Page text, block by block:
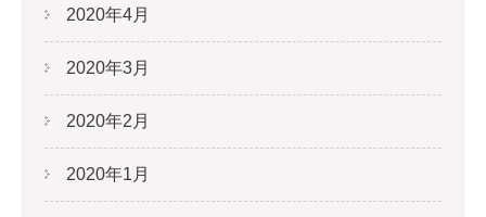
2020年4月
2020年3月
2020年2月
2020年1月